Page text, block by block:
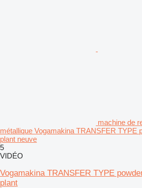
machine de
métallique Vogamakina TRANSFER TYPE
plant neuve
5
VIDÉO
Vogamakina TRANSFER TYPE
plant